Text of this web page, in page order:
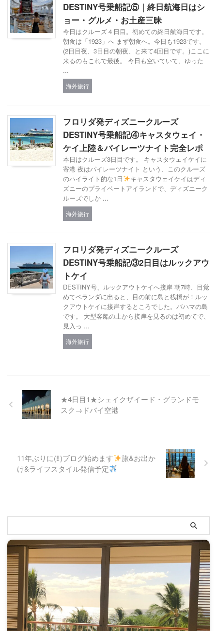
DESTINY号乗船記⑤｜終日航海日はシ
ョー・グルメ・お土産三昧
今日はクルーズ４日目。初めての終日航海日です。
朝食は「1923」へ まず朝食へ。今日も1923です。
(2日目夜、3日目の朝夜、と来て4回目です。)ここに
来るのもこれで最後。 今日も空いていて、ゆった
...
海外旅行
フロリダ発ディズニークルーズ
DESTINY号乗船記④キャスタウェイ・
ケイ上陸＆パイレーツナイト完全レポ
本日はクルーズ3日目です。 キャスタウェイケイに
寄港 夜はパイレーツナイト という、このクルーズ
のハイライト的な1日
キャスタウェイケイはディ
ズニーのプライベートアイランドで、ディズニーク
ルーズでしか ...
海外旅行
フロリダ発ディズニークルーズ
DESTINY号乗船記③2日目はルックアウ
トケイ
DESTINY号、ルックアウトケイへ接岸 朝7時、目覚
めてベランダに出ると、目の前に島と桟橋が！ルッ
クアウトケイに接岸するところでした。バハマの島
です。 大型客船の上から接岸を見るのは初めてで、
見入っ ...
海外旅行
★4日目1★シェイクザイード・グランドモ
スク→ドバイ空港
11年ぶりに(‼︎)ブログ始めます
旅&お出か
け&ライフスタイル発信予定